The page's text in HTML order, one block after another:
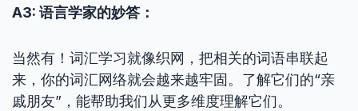
A3: 语言学家的妙答：
当然有！词汇学习就像织网，把相关的词语串联起
来，你的词汇网络就会越来越牢固。了解它们的“亲
戚朋友”，能帮助我们从更多维度理解它们。